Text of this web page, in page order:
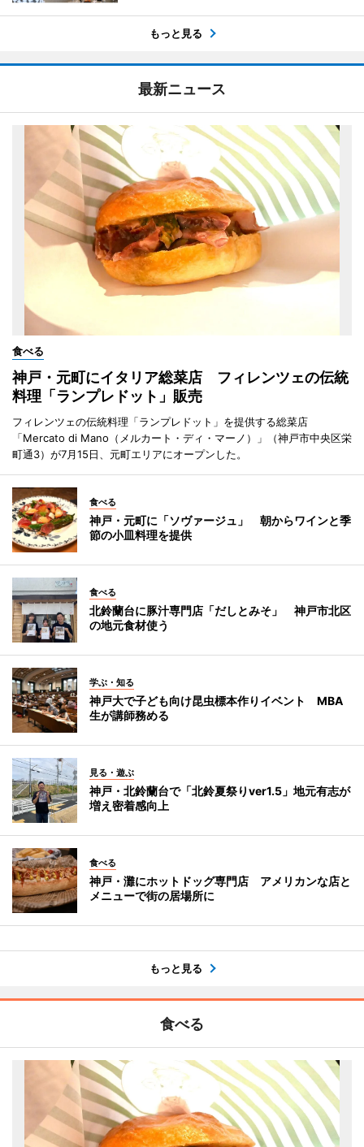
もっと見る
最新ニュース
食べる
神戸・元町にイタリア総菜店 フィレンツェの伝統
料理「ランプレドット」販売
フィレンツェの伝統料理「ランプレドット」を提供する総菜店
「Mercato di Mano（メルカート・ディ・マーノ）」（神戸市中央区栄
町通3）が7月15日、元町エリアにオープンした。
食べる
神戸・元町に「ソヴァージュ」 朝からワインと季
節の小皿料理を提供
食べる
北鈴蘭台に豚汁専門店「だしとみそ」 神戸市北区
の地元食材使う
学ぶ・知る
神戸大で子ども向け昆虫標本作りイベント MBA
生が講師務める
見る・遊ぶ
神戸・北鈴蘭台で「北鈴夏祭りver1.5」地元有志が
増え密着感向上
食べる
神戸・灘にホットドッグ専門店 アメリカンな店と
メニューで街の居場所に
もっと見る
食べる